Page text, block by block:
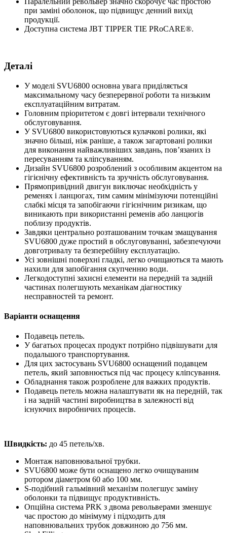
при заміні оболонок, що підвищує денний вихід
продукції.
Доступна система JBT TIPPER TIE PRoCARE®.
Деталі
У моделі SVU6800 основна увага приділяється
максимальному часу безперервної роботи та низьким
експлуатаційним витратам.
Головним пріоритетом є довгі інтервали технічного
обслуговування.
У SVU6800 використовуються кулачкові ролики, які
значно більші, ніж раніше, а також загартовані ролики
для виконання найважливіших завдань, пов’язаних із
пересуванням та кліпсуванням.
Дизайн SVU6800 розроблений з особливим акцентом на
гігієнічну ефективність та зручність обслуговування.
Прямопривідний двигун виключає необхідність у
ременях і ланцюгах, тим самим мінімізуючи потенційні
слабкі місця та запобігаючи гігієнічним ризикам, що
виникають при використанні ременів або ланцюгів
поблизу продуктів.
Завдяки центрально розташованим точкам змащування
SVU6800 дуже простий в обслуговуванні, забезпечуючи
довготривалу та безперебійну експлуатацію.
Усі зовнішні поверхні гладкі, легко очищаються та мають
нахили для запобігання скупченню води.
Легкодоступні захисні елементи на передній та задній
частинах полегшують механікам діагностику
несправностей та ремонт.
Варіанти оснащення
Подавець петель.
У багатьох процесах продукт потрібно підвішувати для
подальшого транспортування.
Для цих застосувань SVU6800 оснащений подавцем
петель, який заповнюється під час процесу кліпсування.
Обладнання також розроблене для важких продуктів.
Подавець петель можна налаштувати як на передній, так
і на задній частині виробництва в залежності від
існуючих виробничих процесів.
Швидкість: до 45 петель/хв.
Монтаж наповнювальної трубки.
SVU6800 може бути оснащено легко очищуваним
ротором діаметром 60 або 100 мм.
S-подібний гальмівний механізм полегшує заміну
оболонки та підвищує продуктивність.
Опційна система PRK з двома револьверами зменшує
час простою до мінімуму і підходить для
наповнювальних трубок довжиною до 756 мм.